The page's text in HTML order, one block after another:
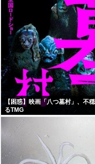
【困惑】映画「八つ墓村」、
るTMG